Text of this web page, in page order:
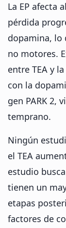
La EP afecta
pérdida
dopamina, lo
no motores.
entre TEA y
con la
gen PARK 2,
temprano.
Ningún
el TEA
estudio
tienen un
etapas
factores de